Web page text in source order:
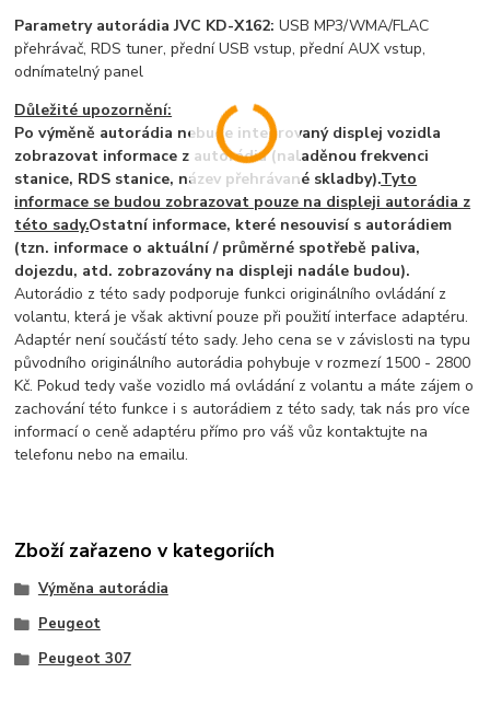
Parametry autorádia JVC KD-X162:USB MP3/WMA/FLAC
přehrávač, RDS tuner, přední USB vstup, přední AUX vstup,
odnímatelný panel
Důležité upozornění:
Po výměně autorádia nebude integrovaný displej vozidla
zobrazovat informace z autorádia (naladěnou frekvenci
stanice, RDS stanice, název přehrávané skladby).Tyto
informace se budou zobrazovat pouze na displeji autorádia z
této sady.Ostatní informace, které nesouvisí s autorádiem
(tzn. informace o aktuální / průměrné spotřebě paliva,
dojezdu, atd. zobrazovány na displeji nadále budou).
Autorádio z této sady podporuje funkci originálního ovládání z
volantu, která je však aktivní pouze při použití interface adaptéru.
Adaptér není součástí této sady. Jeho cena se v závislosti na typu
původního originálního autorádia pohybuje v rozmezí 1500 - 2800
Kč. Pokud tedy vaše vozidlo má ovládání z volantu a máte zájem o
zachování této funkce i s autorádiem z této sady, tak nás pro více
informací o ceně adaptéru přímo pro váš vůz kontaktujte na
telefonu nebo na emailu.
Zboží zařazeno v kategoriích
Výměna autorádia
Peugeot
Peugeot 307